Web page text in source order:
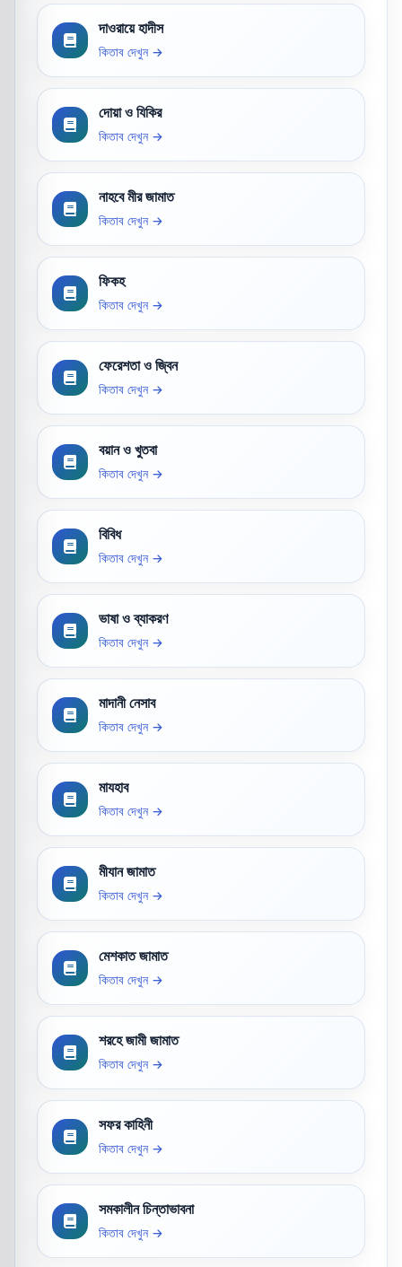
দাওরায়ে হাদীস
কিতাব দেখুন →
দোয়া ও যিকির
কিতাব দেখুন →
নাহবে মীর জামাত
কিতাব দেখুন →
ফিকহ
কিতাব দেখুন →
ফেরেশতা ও জ্বিন
কিতাব দেখুন →
বয়ান ও খুতবা
কিতাব দেখুন →
বিবিধ
কিতাব দেখুন →
ভাষা ও ব্যাকরণ
কিতাব দেখুন →
মাদানী নেসাব
কিতাব দেখুন →
মাযহাব
কিতাব দেখুন →
মীযান জামাত
কিতাব দেখুন →
মেশকাত জামাত
কিতাব দেখুন →
শরহে জামী জামাত
কিতাব দেখুন →
সফর কাহিনী
কিতাব দেখুন →
সমকালীন চিন্তাভাবনা
কিতাব দেখুন →